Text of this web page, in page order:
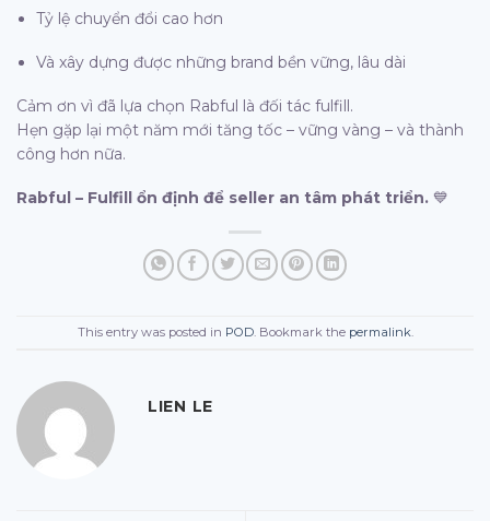
Tỷ lệ chuyển đổi cao hơn
Và xây dựng được những brand bền vững, lâu dài
Cảm ơn vì đã lựa chọn Rabful là đối tác fulfill.
Hẹn gặp lại một năm mới tăng tốc – vững vàng – và thành
công hơn nữa.
Rabful – Fulfill ổn định để seller an tâm phát triển. 💙
This entry was posted in POD. Bookmark the permalink
LIEN LE